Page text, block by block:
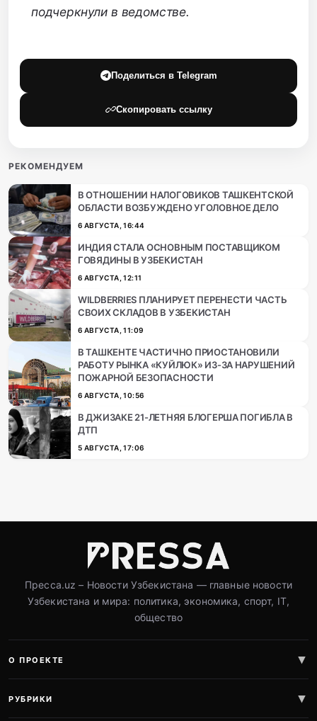
подчеркнули в ведомстве.
Поделиться в Telegram
Скопировать ссылку
РЕКОМЕНДУЕМ
В ОТНОШЕНИИ НАЛОГОВИКОВ ТАШКЕНТСКОЙ
ОБЛАСТИ ВОЗБУЖДЕНО УГОЛОВНОЕ ДЕЛО
6 АВГУСТА, 16:44
ИНДИЯ СТАЛА ОСНОВНЫМ ПОСТАВЩИКОМ
ГОВЯДИНЫ В УЗБЕКИСТАН
6 АВГУСТА, 12:11
WILDBERRIES ПЛАНИРУЕТ ПЕРЕНЕСТИ ЧАСТЬ
СВОИХ СКЛАДОВ В УЗБЕКИСТАН
6 АВГУСТА, 11:09
В ТАШКЕНТЕ ЧАСТИЧНО ПРИОСТАНОВИЛИ
РАБОТУ РЫНКА «КУЙЛЮК» ИЗ-ЗА НАРУШЕНИЙ
ПОЖАРНОЙ БЕЗОПАСНОСТИ
6 АВГУСТА, 10:56
В ДЖИЗАКЕ 21-ЛЕТНЯЯ БЛОГЕРША ПОГИБЛА В
ДТП
5 АВГУСТА, 17:06
Пресса.uz – Новости Узбекистана — главные новости
Узбекистана и мира: политика, экономика, спорт, IT,
общество
О ПРОЕКТЕ
РУБРИКИ